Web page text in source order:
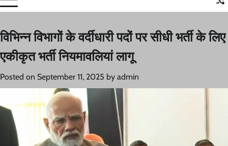
विभिन्न विभागों के वर्दीधारी पदों पर सीधी भर्ती के लिए
एकीकृत भर्ती नियमावलियां लागू
Posted on September 11, 2025 by admin